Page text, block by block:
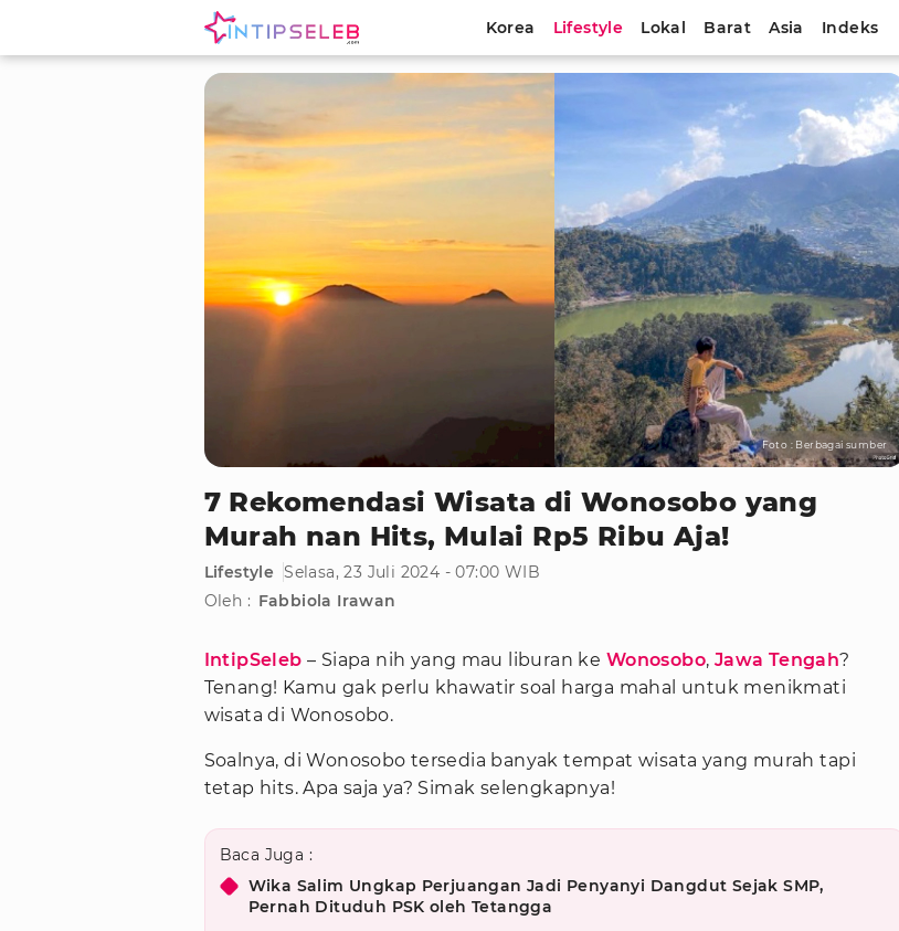
Korea Lifestyle Lokal Barat Asia Indeks
Foto : Berbagai sumber
7 Rekomendasi Wisata di Wonosobo yang
Murah nan Hits, Mulai Rp5 Ribu Aja!
Lifestyle Selasa, 23 Juli 2024 - 07:00 WIB
Oleh : Fabbiola Irawan
IntipSeleb – Siapa nih yang mau liburan ke Wonosobo, Jawa Tengah?
Tenang! Kamu gak perlu khawatir soal harga mahal untuk menikmati
wisata di Wonosobo.
Soalnya, di Wonosobo tersedia banyak tempat wisata yang murah tapi
tetap hits. Apa saja ya? Simak selengkapnya!
Baca Juga :
Wika Salim Ungkap Perjuangan Jadi Penyanyi Dangdut Sejak SMP,
Pernah Dituduh PSK oleh Tetangga